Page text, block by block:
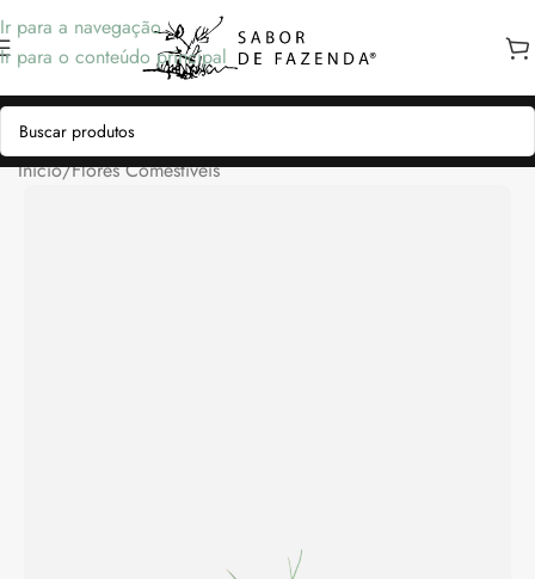
Ir para a navegação
Ir para o conteúdo principal
Início/Flores Comestíveis